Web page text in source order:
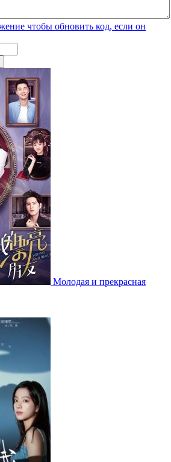
Молодая и прекрасная